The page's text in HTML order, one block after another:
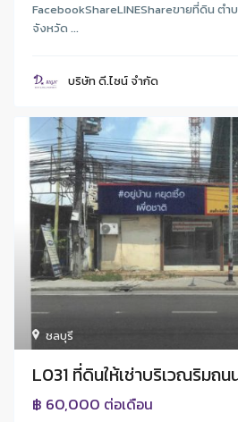
FacebookShareLINEShareขายที่ดิน ตำ
จังหวัด ...
บริษัท ดี.ไซน์ จํากัด
ชลบุรี
L031 ที่ดินให้เช่าบริเวณริมถน
฿ 60,000 ต่อเดือน